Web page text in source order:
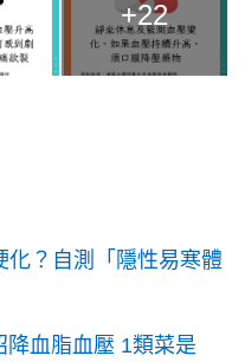
+22
化？自測「隱性易寒體
血脂血壓 1類菜是